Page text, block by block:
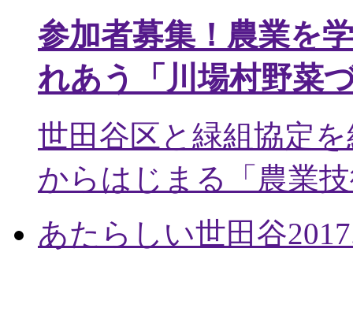
参加者募集！農業を
れあう「川場村野菜
世田谷区と緑組協定
からはじまる「農業
あたらしい世田谷